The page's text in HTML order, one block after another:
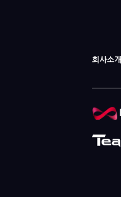
회사소개